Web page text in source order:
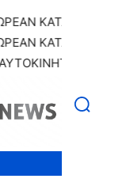
|